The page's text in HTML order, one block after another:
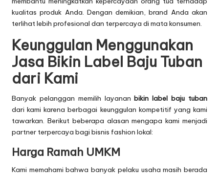
kualitas produk Anda. Dengan demikian, brand Anda akan
terlihat lebih profesional dan terpercaya di mata konsumen.
Keunggulan Menggunakan
Jasa Bikin Label Baju Tuban
dari Kami
Banyak pelanggan memilih layananbikin label baju tuban
dari kami karena berbagai keunggulan kompetitif yang kami
tawarkan. Berikut beberapa alasan mengapa kami menjadi
partner terpercaya bagi bisnis fashion lokal:
Harga Ramah UMKM
Kami memahami bahwa banyak pelaku usaha masih berada